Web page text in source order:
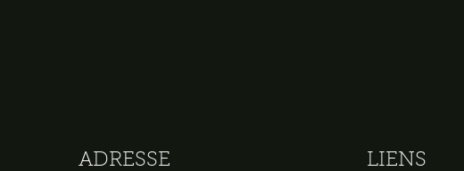
ADRESSE LIENS